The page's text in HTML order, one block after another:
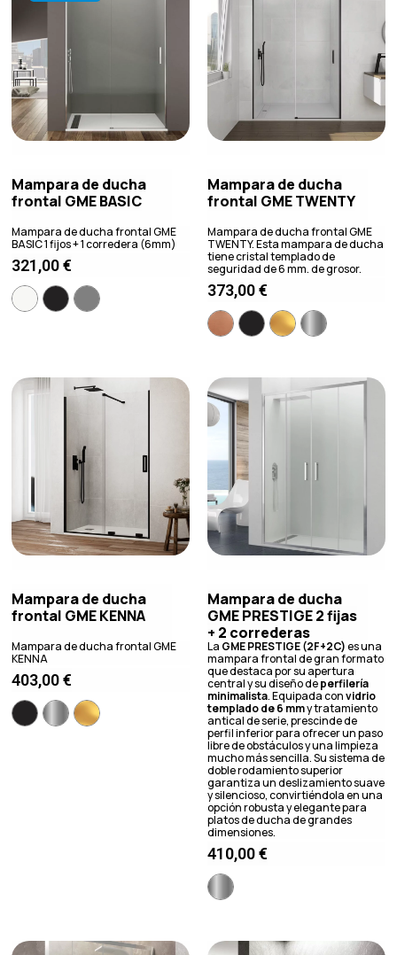
Mampara de ducha
frontal GME BASIC
Mampara de ducha frontal GME
BASIC 1 fijos + 1 corredera (6mm)
321,00€
Mampara de ducha
frontal GME TWENTY
Mampara de ducha frontal GME
TWENTY. Esta mampara de ducha
tiene cristal templado de
seguridad de 6 mm. de grosor.
373,00€
Mampara de ducha
frontal GME KENNA
Mampara de ducha frontal GME
KENNA
403,00€
Mampara de ducha
GME PRESTIGE 2 fijas
+ 2 correderas
La GME PRESTIGE (2F+2C)es una
mampara frontal de gran formato
que destaca por su apertura
central y su diseño deperfilería
minimalista. Equipada convidrio
templado de 6 mmy tratamiento
antical de serie, prescinde de
perfil inferior para ofrecer un paso
libre de obstáculos y una limpieza
mucho más sencilla. Su sistema de
doble rodamiento superior
garantiza un deslizamiento suave
y silencioso, convirtiéndola en una
opción robusta y elegante para
platos de ducha de grandes
dimensiones.
410,00€